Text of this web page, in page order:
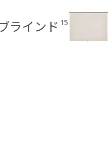
ラインド 15